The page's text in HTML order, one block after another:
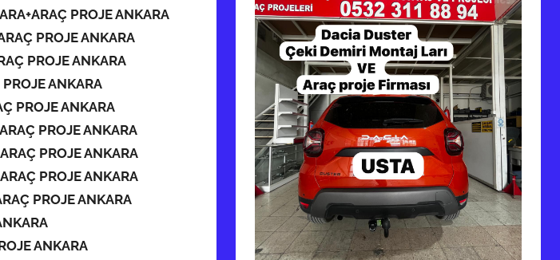
PROJE ANKARA
PROJE ANKARA
PROJE ANKARA
ANKARA
PROJE ANKARA
PROJE ANKARA
PROJE ANKARA
PROJE ANKARA
PROJE ANKARA
ANKARA